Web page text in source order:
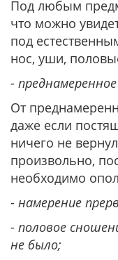
Под любым
что можно
под
нос, уши,
-
От
даже если
ничего не
произвольно,
необходимо
- намерение
- половое
не было;